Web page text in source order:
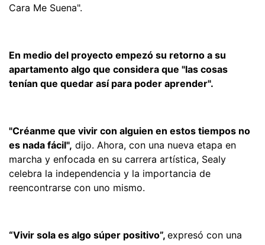
Cara Me Suena".
En medio del proyecto empezó su retorno a su
apartamento algo que considera que "las cosas
tenían que quedar así para poder aprender".
"Créanme que vivir con alguien en estos tiempos no
es nada fácil", dijo. Ahora, con una nueva etapa en
marcha y enfocada en su carrera artística, Sealy
celebra la independencia y la importancia de
reencontrarse con uno mismo.
“Vivir sola es algo súper positivo”, expresó con una